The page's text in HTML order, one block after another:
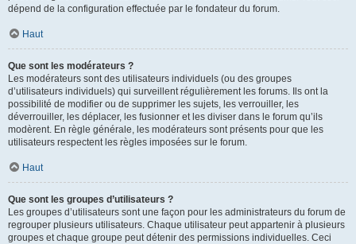
dépend de la configuration effectuée par le fondateur du forum.
Haut
Que sont les modérateurs ?
Les modérateurs sont des utilisateurs individuels (ou des groupes
d’utilisateurs individuels) qui surveillent régulièrement les forums. Ils ont la
possibilité de modifier ou de supprimer les sujets, les verrouiller, les
déverrouiller, les déplacer, les fusionner et les diviser dans le forum qu’ils
modèrent. En règle générale, les modérateurs sont présents pour que les
utilisateurs respectent les règles imposées sur le forum.
Haut
Que sont les groupes d’utilisateurs ?
Les groupes d’utilisateurs sont une façon pour les administrateurs du forum de
regrouper plusieurs utilisateurs. Chaque utilisateur peut appartenir à plusieurs
groupes et chaque groupe peut détenir des permissions individuelles. Ceci